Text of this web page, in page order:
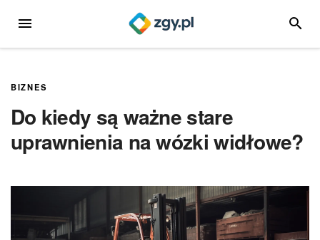
MENU
BIZNES
Do kiedy są ważne stare
uprawnienia na wózki widłowe?